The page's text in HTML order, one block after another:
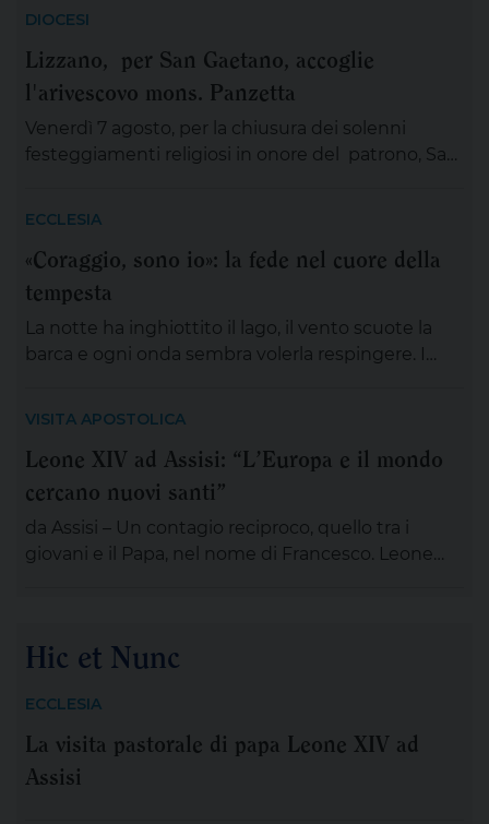
DIOCESI
Lizzano, per San Gaetano, accoglie
l'arivescovo mons. Panzetta
Venerdì 7 agosto, per la chiusura dei solenni
festeggiamenti religiosi in onore del patrono, San
vedrà il coinvolgimento partecipativo dei fedeli
lizzanesi, dei membri delle confraternite e delle
associazioni, dei gruppi, dei movimenti e delle
aggregazioni ecclesiali, delle […]
ECCLESIA
«Coraggio, sono io»: la fede nel cuore della
tempesta
La notte ha inghiottito il lago, il vento scuote la
barca e ogni onda sembra volerla respingere. I
prende spazio, le certezze si incrinano e perfino
ciò che potrebbe salvarci appare minaccioso.
VISITA APOSTOLICA
Leone XIV ad Assisi: “L’Europa e il mondo
cercano nuovi santi”
da Assisi – Un contagio reciproco, quello tra i
giovani e il Papa, nel nome di Francesco. Leone
“popolo giovane” proveniente dal nostro
credenti, tra […]
Hic et Nunc
ECCLESIA
La visita pastorale di papa Leone XIV ad
Assisi